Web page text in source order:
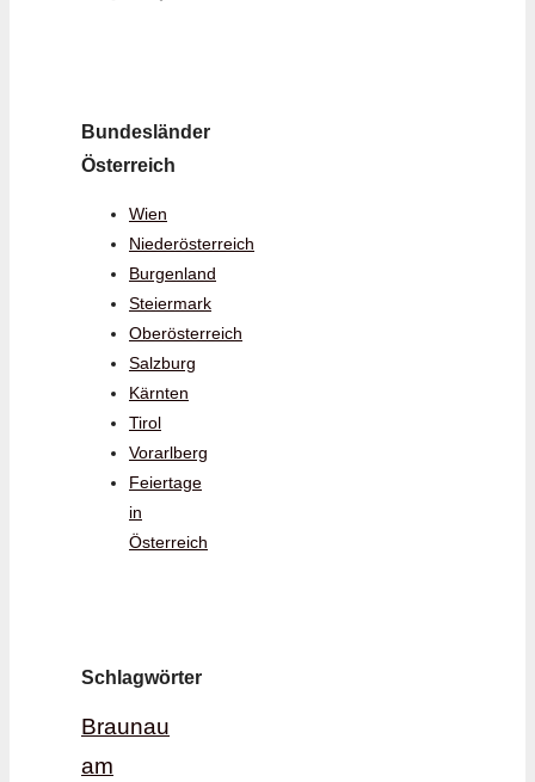
Bundesländer
Österreich
Wien
Niederösterreich
Burgenland
Steiermark
Oberösterreich
Salzburg
Kärnten
Tirol
Vorarlberg
Feiertage
in
Österreich
Schlagwörter
Braunau
am